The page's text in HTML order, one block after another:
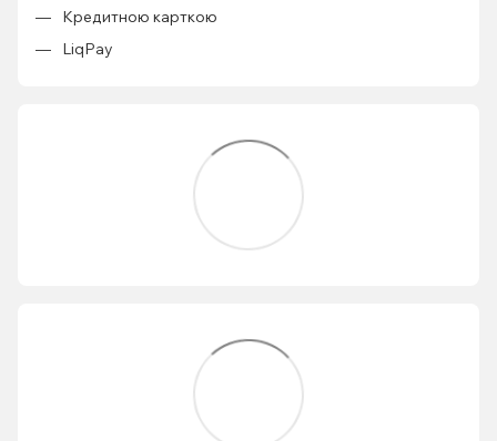
Кредитною карткою
LiqPay